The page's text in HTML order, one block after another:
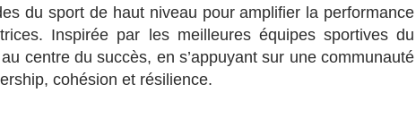
du sport de haut niveau pour amplifier la performance
Inspirée par les meilleures équipes sportives du
centre du succès, en s’appuyant sur une communauté
cohésion et résilience.